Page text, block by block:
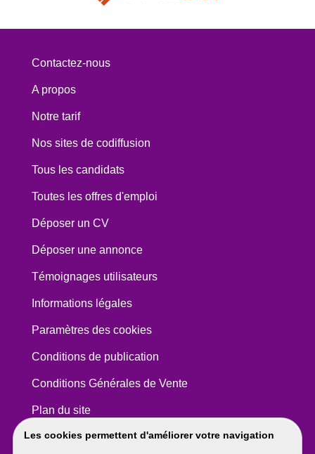
Les cookies permettent d'améliorer votre navigation
Contactez-nous
A propos
Notre tarif
Nos sites de codiffusion
Tous les candidats
Toutes les offres d'emploi
Déposer un CV
Déposer une annonce
Témoignages utilisateurs
Informations légales
Paramètres des cookies
Conditions de publication
Conditions Générales de Vente
Plan du site